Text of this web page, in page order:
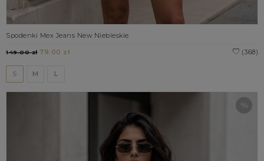
Spodenki Mex Jeans New Niebieskie
(368)
149.00 zł79.00 zł
S M L